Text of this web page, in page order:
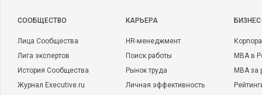
CООБЩЕСТВО
Лица Сообщества
Лига экспертов
История Сообщества
Журнал Executive.ru
КАРЬЕРА
HR-менеджмент
Поиск работы
Рынок труда
Личная эффективность
MBA в
MBA